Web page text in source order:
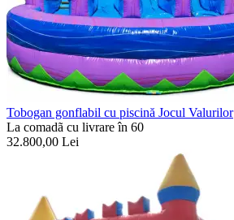
Tobogan gonflabil cu piscină Jocul Valurilor
La comadã cu livrare în 60
32.800,00 Lei